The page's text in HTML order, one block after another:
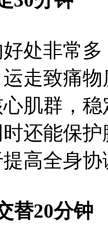
非常多
走致痛
肌群，
还能保
高全身
20分钟